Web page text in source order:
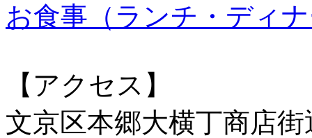
お食事（ランチ・ディ
【アクセス】
文京区本郷大横丁商店